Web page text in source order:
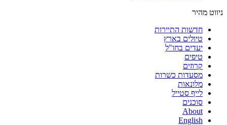
ניווט מהיר
חדשות התיירות
טיולים בארץ
יעדים בחו"ל
טיפים
קרוזים
מסעדות כשרות
מלונאות
לייף סטייל
סוכנים
About
English